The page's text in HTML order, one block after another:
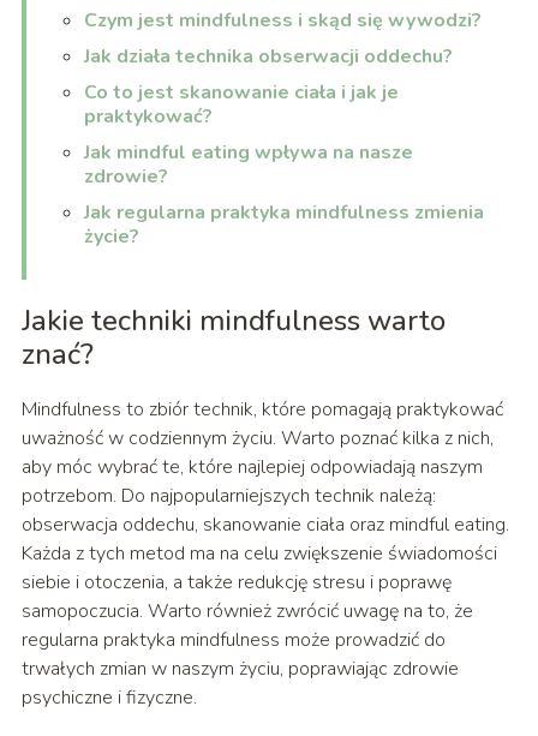
Czym jest mindfulness i skąd się wywodzi?
Jak działa technika obserwacji oddechu?
Co to jest skanowanie ciała i jak je
praktykować?
Jak mindful eating wpływa na nasze
zdrowie?
Jak regularna praktyka mindfulness zmienia
życie?
Jakie techniki mindfulness warto
znać?
Mindfulness to zbiór technik, które pomagają praktykować
uważność w codziennym życiu. Warto poznać kilka z nich,
aby móc wybrać te, które najlepiej odpowiadają naszym
potrzebom. Do najpopularniejszych technik należą:
obserwacja oddechu, skanowanie ciała oraz mindful eating.
Każda z tych metod ma na celu zwiększenie świadomości
siebie i otoczenia, a także redukcję stresu i poprawę
samopoczucia. Warto również zwrócić uwagę na to, że
regularna praktyka mindfulness może prowadzić do
trwałych zmian w naszym życiu, poprawiając zdrowie
psychiczne i fizyczne.